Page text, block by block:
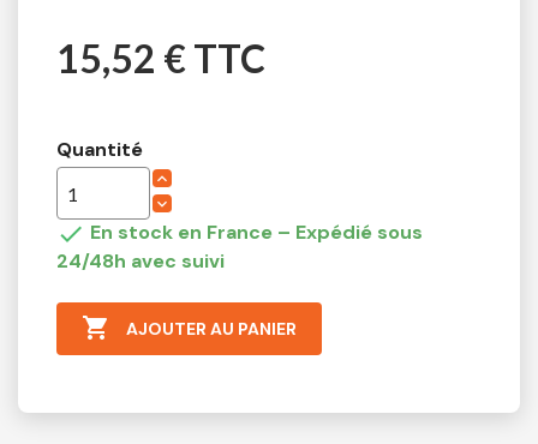
15,52 € TTC
Quantité
 En stock en France – Expédié sous
24/48h avec suivi
 AJOUTER AU PANIER